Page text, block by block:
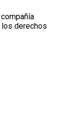
derechos